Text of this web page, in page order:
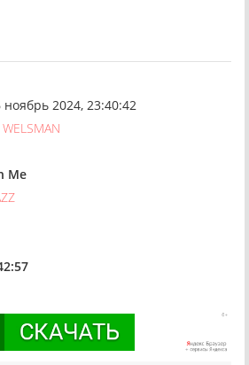
ноябрь 2024, 23:40:42
Me